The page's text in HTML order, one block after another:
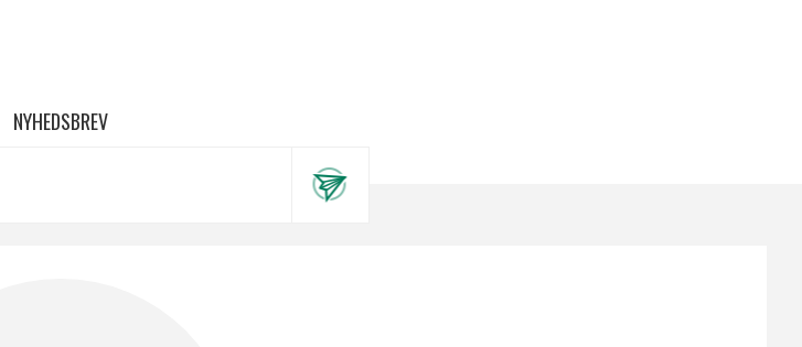
NYHEDSBREV